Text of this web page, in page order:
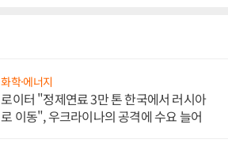
화학·에너지
로이터 "정제연료 3만 톤 한국에서 러시아
로 이동", 우크라이나의 공격에 수요 늘어